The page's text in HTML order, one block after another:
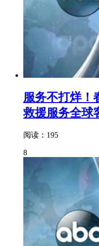
服务不打烊！
救援服务全球
阅读：195
8